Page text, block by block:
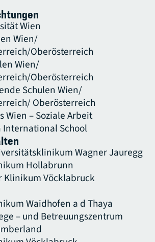
Wien
Wien/
Oberösterreich
Wien/
Oberösterreich
Schulen Wien/
Oberösterreich
Wien – Soziale Arbeit
International School
Wagner Jauregg
Hollabrunn
Klinikum Vöcklabruck
Waidhofen a d Thaya
– und Betreuungszentrum